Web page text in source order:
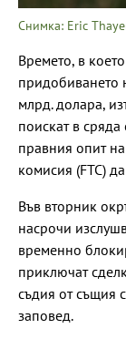
Снимка: Eric
Времето, в
придобиването
млрд. долара,
поискат в
правния опит
комисия (FTC)
Във вторник
насрочи
временно
приключат
съдия от същия
заповед.